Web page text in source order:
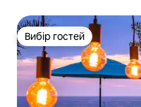
Вибір гостей
Вибір гостей